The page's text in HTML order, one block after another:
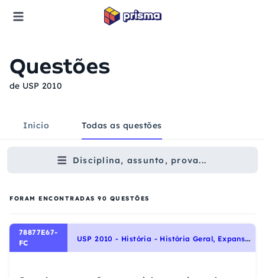
Questões
de USP 2010
Início Todas as questões
Disciplina, assunto, prova...
FORAM ENCONTRADAS 90 QUESTÕES
78877E67-
FC
U
SP 2010 - História - História Geral, Expansão Comercial a Marítima: a busca de novos mundos